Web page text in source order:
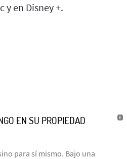
y en Disney +.
EN SU PROPIEDAD
para sí mismo. Bajo una